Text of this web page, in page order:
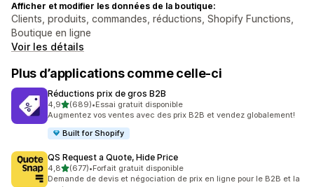
Afficher et modifier les données de la boutique:
Clients, produits, commandes, réductions, Shopify Functions,
Boutique en ligne
Voir les détails
Plus d’applications comme celle-ci
Réductions prix de gros B2B
4,9étoile(s) sur 5
(689)
689 avis au total
•Essai gratuit disponible
Augmentez vos ventes avec des prix B2B et vendez globalement!
Built for Shopify
QS Request a Quote, Hide Price
4,8étoile(s) sur 5
(677)
677 avis au total
•Forfait gratuit disponible
Demande de devis et négociation de prix en ligne pour le B2B et la